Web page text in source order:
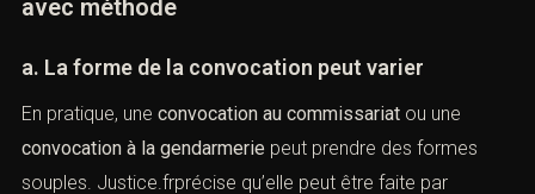
B. Le contenu de la convocation doit être lu
a. La forme de la convocation peut varier
En pratique, une convocation au commissariatou une
convocation à la gendarmeriepeut prendre des formes